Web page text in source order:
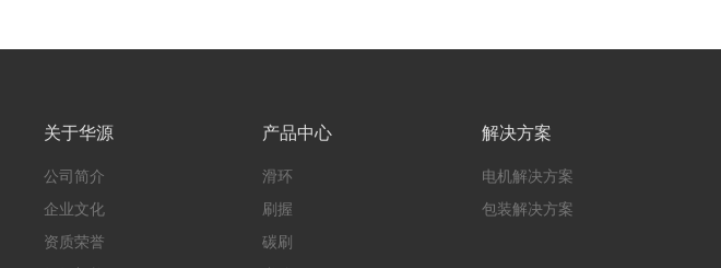
关于华源
公司简介
企业文化
资质荣誉
产品中心
滑环
刷握
碳刷
解决方案
电机解决方案
包装解决方案